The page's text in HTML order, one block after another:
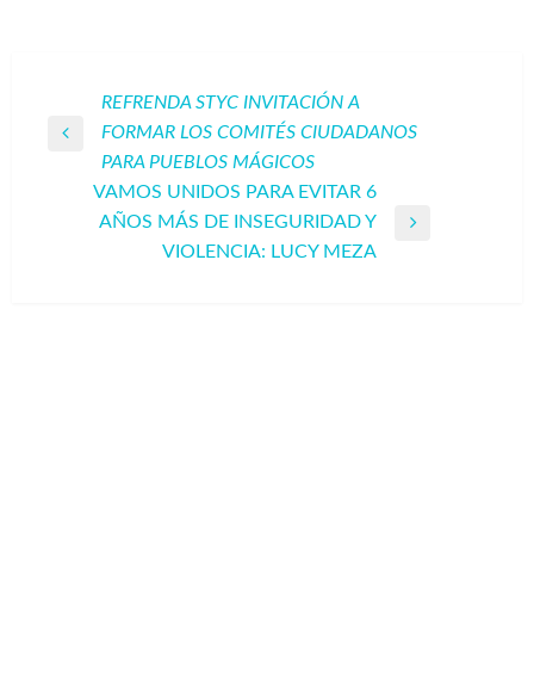
Navegación
de
entradas
REFRENDA STYC INVITACIÓN A
FORMAR LOS COMITÉS CIUDADANOS
PARA PUEBLOS MÁGICOS
VAMOS UNIDOS PARA EVITAR 6
AÑOS MÁS DE INSEGURIDAD Y
VIOLENCIA: LUCY MEZA